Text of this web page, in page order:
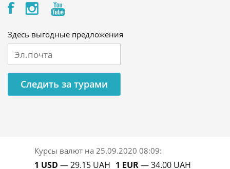
Здесь выгодные предложения
Следить за турами
Курсы валют на 25.09.2020 08:09:
1 USD — 29.15 UAH 1 EUR— 34.00 UAH